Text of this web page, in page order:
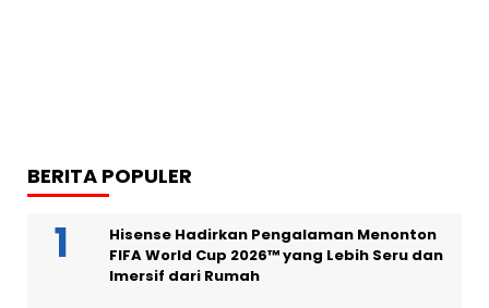
BERITA POPULER
Hisense Hadirkan Pengalaman Menonton
FIFA World Cup 2026™ yang Lebih Seru dan
Imersif dari Rumah